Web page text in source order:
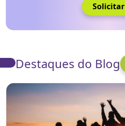
Solicitar
Destaques do Blog